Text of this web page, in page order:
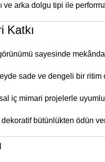
ve arka dolgu tipi ile
Katkı
sayesinde
sade ve dengeli bir ritim
iç mimari projelerle
bütünlükten ödün